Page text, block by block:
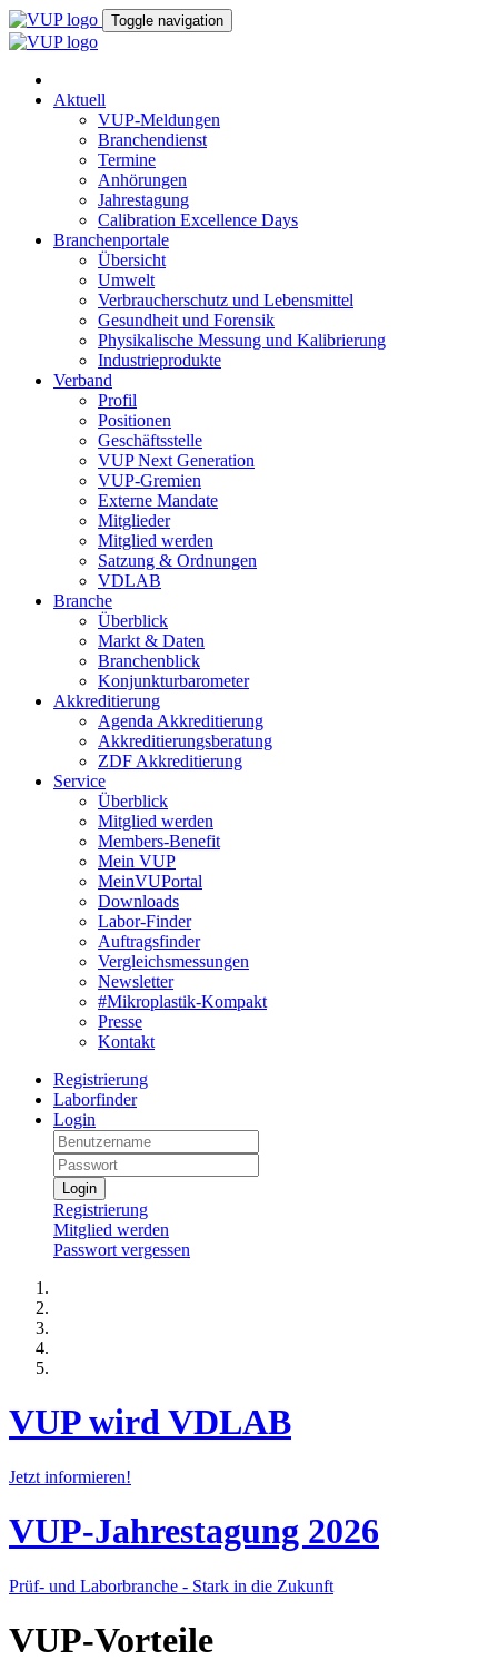
Toggle navigation
Aktuell
VUP-Meldungen
Branchendienst
Termine
Anhörungen
Jahrestagung
Calibration Excellence Days
Branchenportale
Übersicht
Umwelt
Verbraucherschutz und Lebensmittel
Gesundheit und Forensik
Physikalische Messung und Kalibrierung
Industrieprodukte
Verband
Profil
Positionen
Geschäftsstelle
VUP Next Generation
VUP-Gremien
Externe Mandate
Mitglieder
Mitglied werden
Satzung & Ordnungen
VDLAB
Branche
Überblick
Markt & Daten
Branchenblick
Konjunkturbarometer
Akkreditierung
Agenda Akkreditierung
Akkreditierungsberatung
ZDF Akkreditierung
Service
Überblick
Mitglied werden
Members-Benefit
Mein VUP
MeinVUPortal
Downloads
Labor-Finder
Auftragsfinder
Vergleichsmessungen
Newsletter
#Mikroplastik-Kompakt
Presse
Kontakt
Registrierung
Laborfinder
Login
Login
Registrierung
Mitglied werden
Passwort vergessen
VUP wird VDLAB
Jetzt informieren!
VUP-Jahrestagung 2026
Prüf- und Laborbranche - Stark in die Zukunft
VUP-Vorteile